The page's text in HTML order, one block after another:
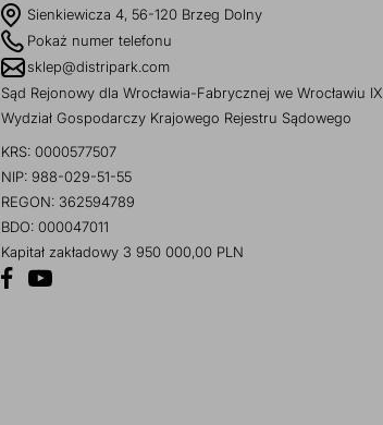
Sienkiewicza 4, 56-120 Brzeg Dolny
Pokaż numer telefonu
sklep@distripark.com
Sąd Rejonowy dla Wrocławia-Fabrycznej we Wrocławiu IX
Wydział Gospodarczy Krajowego Rejestru Sądowego
KRS: 0000577507
NIP: 988-029-51-55
REGON: 362594789
BDO: 000047011
Kapitał zakładowy 3 950 000,00 PLN